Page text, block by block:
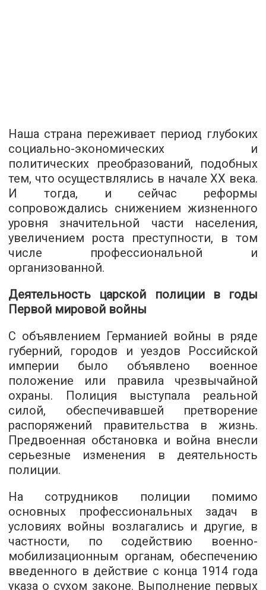
Наша страна переживает период глубоких
социально-экономических и
политических преобразований, подобных
тем, что осуществлялись в начале ХХ века.
И тогда, и сейчас реформы
сопровождались снижением жизненного
уровня значительной части населения,
увеличением роста преступности, в том
числе профессиональной и
организованной.
Деятельность царской полиции в годы
Первой мировой войны
С объявлением Германией войны в ряде
губерний, городов и уездов Российской
империи было объявлено военное
положение или правила чрезвычайной
охраны. Полиция выступала реальной
силой, обеспечивавшей претворение
распоряжений правительства в жизнь.
Предвоенная обстановка и война внесли
серьезные изменения в деятельность
полиции.
На сотрудников полиции помимо
основных профессиональных задач в
условиях войны возлагались и другие, в
частности, по содействию военно-
мобилизационным органам, обеспечению
введенного в действие с конца 1914 года
указа о сухом законе. Выполнение первых